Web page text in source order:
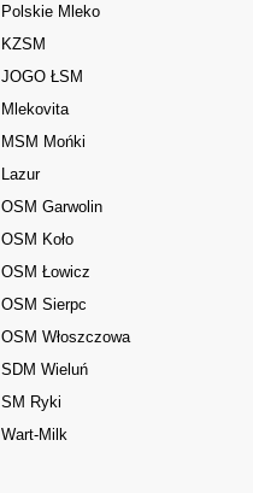
Polskie Mleko
KZSM
JOGO ŁSM
Mlekovita
MSM Mońki
Lazur
OSM Garwolin
OSM Koło
OSM Łowicz
OSM Sierpc
OSM Włoszczowa
SDM Wieluń
SM Ryki
Wart-Milk